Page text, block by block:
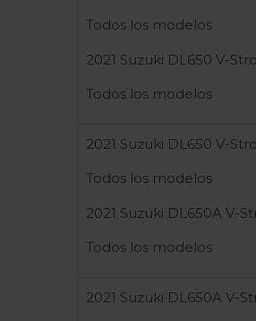
Todos los modelos
2021 Suzuki DL650 V-
Todos los modelos
2021 Suzuki DL650 V-
Todos los modelos
2021 Suzuki DL650A V-
Todos los modelos
2021 Suzuki DL650A V-